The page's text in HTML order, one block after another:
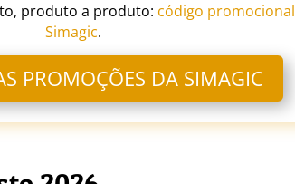
produto a produto: código promocional
Simagic.
PROMOÇÕES DA SIMAGIC